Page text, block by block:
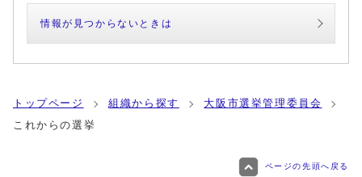
情報が見つからないときは
トップページ 組織から探す
大阪市選挙管理委員会
これからの選挙
ページの先頭へ戻る